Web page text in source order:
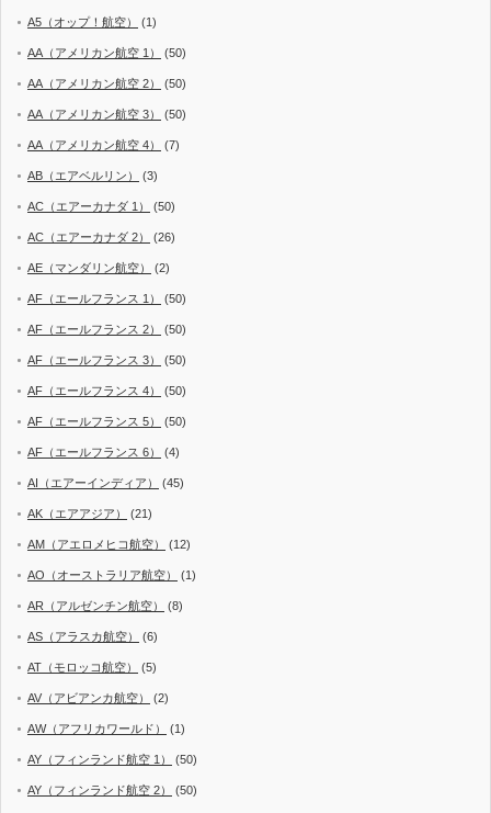
A5（オップ！航空） (1)
AA（アメリカン航空 1） (50)
AA（アメリカン航空 2） (50)
AA（アメリカン航空 3） (50)
AA（アメリカン航空 4） (7)
AB（エアベルリン） (3)
AC（エアーカナダ 1） (50)
AC（エアーカナダ 2） (26)
AE（マンダリン航空） (2)
AF（エールフランス 1） (50)
AF（エールフランス 2） (50)
AF（エールフランス 3） (50)
AF（エールフランス 4） (50)
AF（エールフランス 5） (50)
AF（エールフランス 6） (4)
AI（エアーインディア） (45)
AK（エアアジア） (21)
AM（アエロメヒコ航空） (12)
AO（オーストラリア航空） (1)
AR（アルゼンチン航空） (8)
AS（アラスカ航空） (6)
AT（モロッコ航空） (5)
AV（アビアンカ航空） (2)
AW（アフリカワールド） (1)
AY（フィンランド航空 1） (50)
AY（フィンランド航空 2） (50)